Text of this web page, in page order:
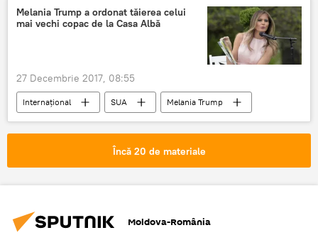
Melania Trump a ordonat tăierea celui
mai vechi copac de la Casa Albă
27 Decembrie 2017, 08:55
Internaţional SUA
Melania Trump
Casa Albă
Copac
Încă 20 de materiale
Moldova-România